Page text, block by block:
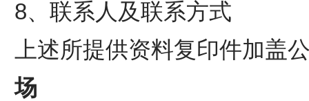
8、联系人及联系方式
上述所提供资料复印件加盖
场